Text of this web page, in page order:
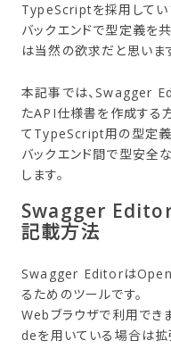
TypeScriptを採用してい
バックエンドで型定義を
は当然の欲求だと思いま
本記事では、Swagger
たAPI仕様書を作成す
てTypeScript用の型定義
バックエンド間で型安全
します。
Swagger Editor
記載方法
Swagger Editorは
るためのツールです。
Webブラウザで利用で
deを用いている場合は拡